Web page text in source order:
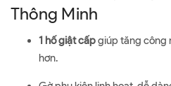
Thông Minh
1 hố giật cấpgiúp tăng công
hơn.